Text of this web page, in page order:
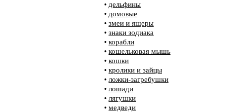
• дельфины
• домовые
• змеи и ящеры
• знаки зодиака
• корабли
• кошельковая мышь
• кошки
• кролики и зайцы
• ложки-загребушки
• лошади
• лягушки
• медведи